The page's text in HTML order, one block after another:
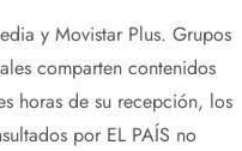
y Movistar Plus. Grupos
comparten contenidos
horas de su recepción, los
por EL PAÍS no